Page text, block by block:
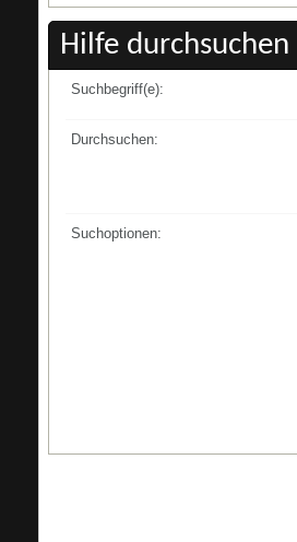
Hilfe durchsuchen
Suchbegriff(e):
Durchsuchen:
Suchoptionen: